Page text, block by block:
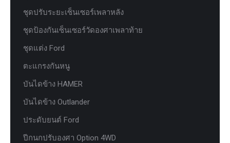
ชุดปรับระยะเซ็นเซอร์เพลาหลัง
ชุดป้องกันเซ็นเซอร์วัดองศาเพลาท้าย
ชุดแต่ง Ford
ตะแกรงกันหนู
บันไดข้าง HAMER
บันไดข้าง Outlander
ประดับยนต์ Ford
ปีกนกปรับองศา Option 4WD